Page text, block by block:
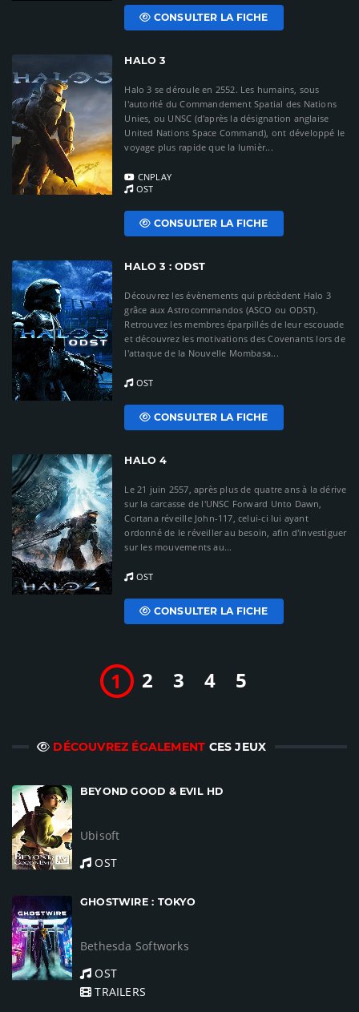
CONSULTER LA FICHE
HALO 3
Halo 3 se déroule en 2552. Les humains, sous
l'autorité du Commandement Spatial des Nations
Unies, ou UNSC (d'après la désignation anglaise
United Nations Space Command), ont développé le
voyage plus rapide que la lumièr...
CNPLAY
OST
CONSULTER LA FICHE
HALO 3 : ODST
Découvrez les évènements qui précèdent Halo 3
grâce aux Astrocommandos (ASCO ou ODST).
Retrouvez les membres éparpillés de leur escouade
et découvrez les motivations des Covenants lors de
l'attaque de la Nouvelle Mombasa...
OST
CONSULTER LA FICHE
HALO 4
Le 21 juin 2557, après plus de quatre ans à la dérive
sur la carcasse de l'UNSC Forward Unto Dawn,
Cortana réveille John-117, celui-ci lui ayant
ordonné de le réveiller au besoin, afin d'investiguer
sur les mouvements au...
OST
CONSULTER LA FICHE
1 2 3 4 5
DÉCOUVREZ ÉGALEMENT CES JEUX
BEYOND GOOD & EVIL HD
Ubisoft
OST
GHOSTWIRE : TOKYO
Bethesda Softworks
OST
TRAILERS